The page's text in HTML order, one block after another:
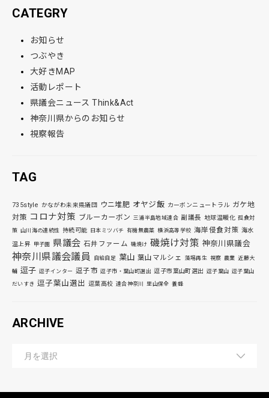
CATEGRY
お知らせ
つぶやき
大好きMAP
活動レポート
県議会ニュース Think&Act
神奈川県からのお知らせ
視察報告
TAG
735style かながわ未来県議団 ウニ堆肥 オヤジ飯 カーボンニュートラル ガケ地
対策 コロナ対策 ブルーカーボン 三浦半島地域連合 副議長 地球温暖化 孤食対
策 山川海の連続性 持続可能 日本ミツバチ 有機無農薬 横浜高等学校 海岸侵食対策 海水
温上昇 甲子園 県議会 石井ファーム 磯焼け 磯焼け対策 神奈川県議会
神奈川県議会議員 自給自足 葉山 葉山マルシェ 藻場再生 視察 農業 近藤大
輔 逗子 逗子インター 逗子市 逗子市・葉山町選出 逗子市葉山町選出 逗子葉山 逗子葉山
だいすき 逗子葉山選出 逗葉高校 連合神奈川 里山保全 養蜂
ARCHIVE